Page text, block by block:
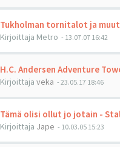
Tukholman tornitalot ja
Kirjoittaja Metro - 13.07.07 16:42
H.C. Andersen Adventure
Kirjoittaja veka - 23.05.17 18:46
Tämä olisi ollut jo jotain -
Kirjoittaja Jape - 10.03.05 15:23